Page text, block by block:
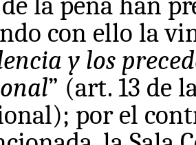
con ello la
y los
” (art. 13 de
por el